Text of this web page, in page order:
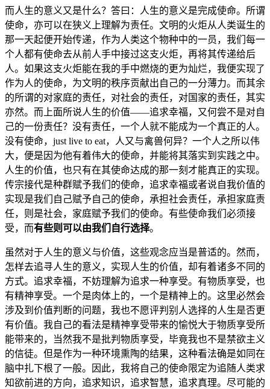
而人生的意义又是什么？答曰：人生的意义是完成使命。所谓
使命，亦可以在狭义上理解为责任。文明的火炬从人类诞生的
那一天起便开始传递，作为人类这个物种中的一员，我们每一
个人都有使命去从前人手中接过这支火炬，再将其传递给后
人。如果这支火炬能在我的手中燃烧的更为灿烂，我便实现了
作为人的使命，为文明的秩序贡献出自己的一分薄力。而其余
的所谓的对家庭的责任，对社会的责任，对国家的责任，其实
亦然。而上面所说人生的价值——追求幸福，又何尝不是对自
己的一份责任？没有责任，一个人就不能成为一个真正的人。
没有使命，just live to eat，人又与禽兽何异？一个人之所以伟
大，便是因为他有着伟大的使命，并能将其落实到实践之中。
人生的价值，也只有在其使命达成的那一刻才能真正的实现。
传宗接代是种群赋予我们的使命，追求幸福或者说自我价值的
实现是我们自己赋予自己的使命，承担社会责任，承担家庭责
任，则是社会，家庭赋予我们的使命。有些使命我们必须接
受，而有些则可以由我们自行选择。
虽然对于人生的意义与价值，这些观念应当是普适的。然而，
怎样去追寻人生的意义，实现人生的价值，却有着诸多不同的
方式。追求幸福，不妨理解为追求一种享受。有物质享受，也
有精神享受。一个是肉体上的，一个是精神上的。这里必然会
涉及到价值判断的问题，我也不愿评判别人选择的人生是否更
有价值。我自己的看法是精神享受带来的愉悦大于物质享受所
能带来的，当然我不是批判物质享受，毕竟我也不是禁欲主义
的信徒。但是作为一种环境熏陶的结果，这种看法确是如同在
脑中扎下根了一般。因此，我将自己的使命限定为追随人类求
知欲前进的方向，追求知识，追求智慧，追求真理。尽可能的